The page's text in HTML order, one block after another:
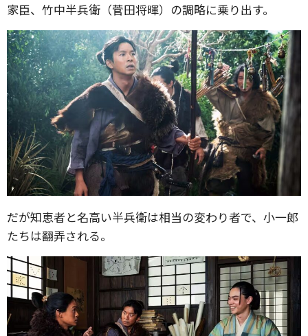
家臣、竹中半兵衛（菅田将暉）の調略に乗り出す。
だが知恵者と名高い半兵衛は相当の変わり者で、小一郎
たちは翻弄される。